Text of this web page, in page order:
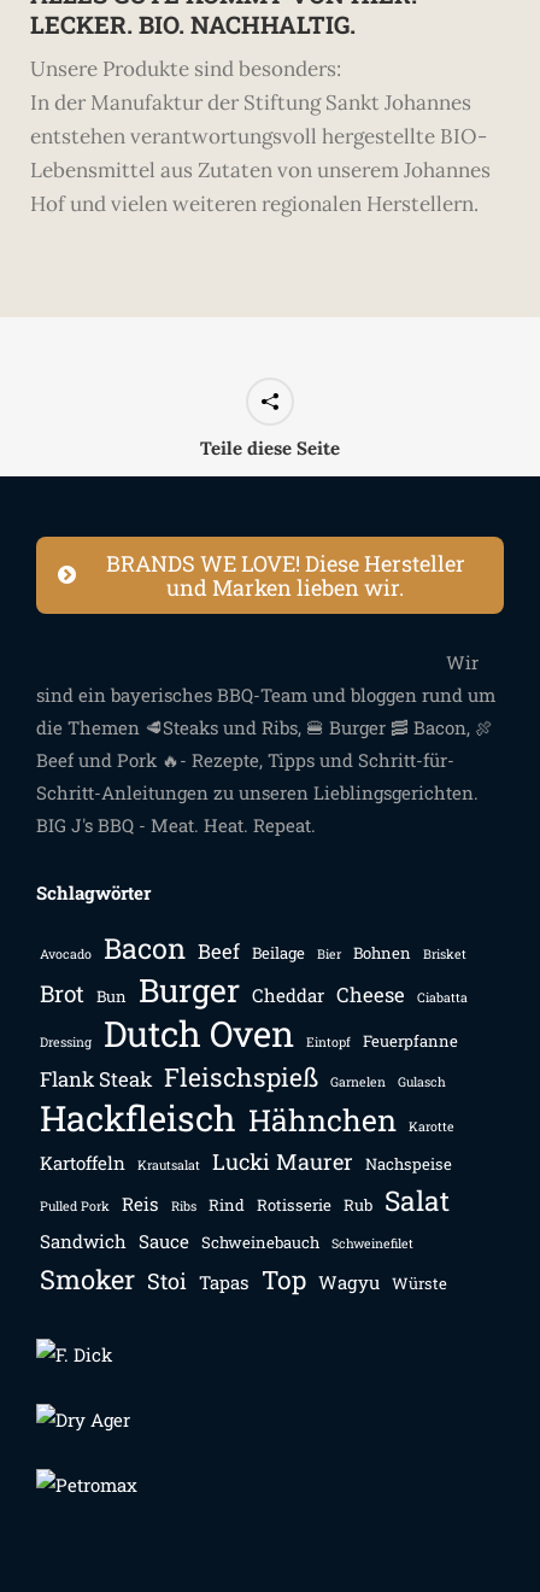
LECKER. BIO. NACHHALTIG.
Unsere Produkte sind besonders:
In der Manufaktur der Stiftung Sankt Johannes
entstehen verantwortungsvoll hergestellte BIO-
Lebensmittel aus Zutaten von unserem Johannes
Hof und vielen weiteren regionalen Herstellern.
Teile diese Seite
BRANDS WE LOVE! Diese Hersteller
und Marken lieben wir.
Wir
sind ein bayerisches BBQ-Team und bloggen rund um
die Themen 🥩Steaks und Ribs, 🍔 Burger 🥓 Bacon, 🍖
Beef und Pork 🔥- Rezepte, Tipps und Schritt-für-
Schritt-Anleitungen zu unseren Lieblingsgerichten.
BIG J's BBQ - Meat. Heat. Repeat.
Schlagwörter
Avocado Bacon Beef Beilage Bier Bohnen Brisket
Brot Bun Burger Cheddar Cheese Ciabatta
Dressing Dutch Oven Eintopf Feuerpfanne
Flank Steak Fleischspieß Garnelen Gulasch
Hackfleisch Hähnchen Karotte
Kartoffeln Krautsalat Lucki Maurer Nachspeise
Pulled Pork Reis Ribs Rind Rotisserie Rub Salat
Sandwich Sauce Schweinebauch Schweinefilet
Smoker Stoi Tapas Top Wagyu Würste